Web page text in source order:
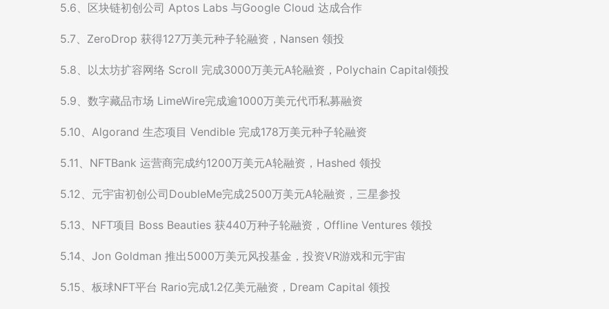
5.6、区块链初创公司 Aptos Labs 与Google Cloud 达成合作
5.7、ZeroDrop 获得127万美元种子轮融资，Nansen 领投
5.8、以太坊扩容网络 Scroll 完成3000万美元A轮融资，Polychain Capital领投
5.9、数字藏品市场 LimeWire完成逾1000万美元代币私募融资
5.10、Algorand 生态项目 Vendible 完成178万美元种子轮融资
5.11、NFTBank 运营商完成约1200万美元A轮融资，Hashed 领投
5.12、元宇宙初创公司DoubleMe完成2500万美元A轮融资，三星参投
5.13、NFT项目 Boss Beauties 获440万种子轮融资，Offline Ventures 领投
5.14、Jon Goldman 推出5000万美元风投基金，投资VR游戏和元宇宙
5.15、板球NFT平台 Rario完成1.2亿美元融资，Dream Capital 领投